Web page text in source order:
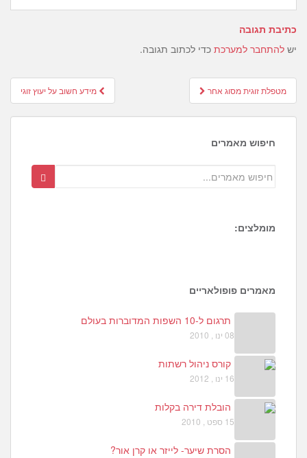
כתיבת תגובה
יש להתחבר למערכת כדי לכתוב תגובה.
Post
navigation
מידע חשוב על יעוץ זוגי מטפלת זוגית מסוג אחר
חיפוש מאמרים
מומלצים:
3
מאמרים פופולאריים
תרגום ל-10 השפות המדוברות בעולם
08 ינו , 2010
קורס ניהול רשתות
16 ינו , 2012
הובלת דירה בקלות
15 ספט , 2010
הסרת שיער- לייזר או קרן אור?